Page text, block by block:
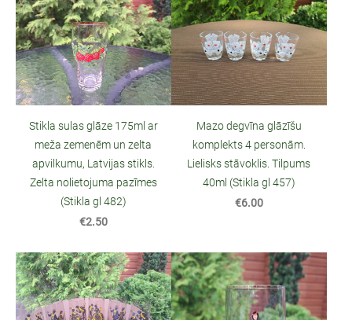
Stikla sulas glāze 175ml ar
meža zemenēm un zelta
apvilkumu, Latvijas stikls.
Zelta nolietojuma pazīmes
(Stikla gl 482)
€2.50
Mazo degvīna glāzīšu
komplekts 4 personām.
Lielisks stāvoklis. Tilpums
40ml (Stikla gl 457)
€6.00